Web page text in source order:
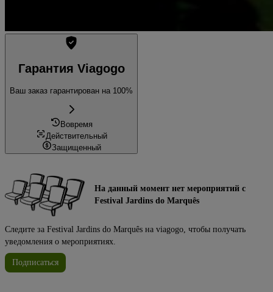
Гарантия Viagogo
Ваш заказ гарантирован на 100%
Вовремя
Действительный
Защищенный
На данный момент нет мероприятий с
Festival Jardins do Marquês
Следите за Festival Jardins do Marquês на viagogo, чтобы получать
уведомления о мероприятиях.
Подписаться